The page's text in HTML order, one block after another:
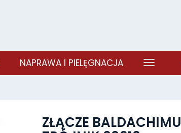
NAPRAWA I PIELĘGNACJA
ZŁĄCZE BALDACHIMU